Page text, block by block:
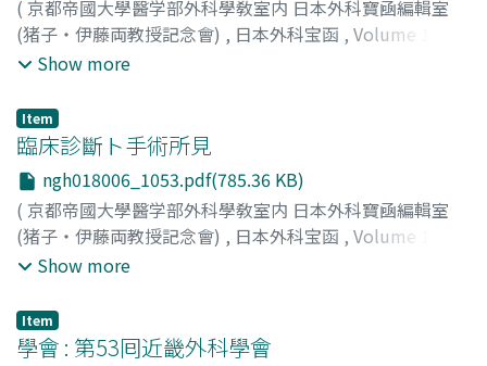
( 京都帝國大學醫学部外科學敎室内 日本外科寶凾編輯室
(猪子・伊藤両教授記念會) , 日本外科宝函 , Volume 18
Issue 6, 1941,
Show more
Item
臨床診斷ト手術所見
ngh018006_1053.pdf(785.36 KB)
( 京都帝國大學醫学部外科學敎室内 日本外科寶凾編輯室
(猪子・伊藤両教授記念會) , 日本外科宝函 , Volume 18
Issue 6, 1941,
Show more
Item
學會 : 第53囘近畿外科學會